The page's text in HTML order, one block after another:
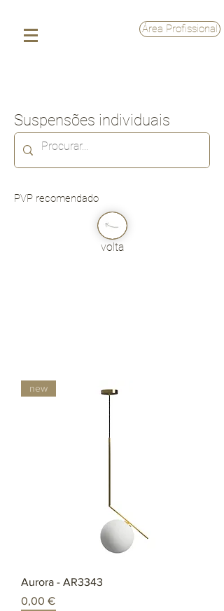
Área Profissional
Suspensões individuais
PVP recomendado
volta
new
Aurora - AR3343
Preço
0,00 €